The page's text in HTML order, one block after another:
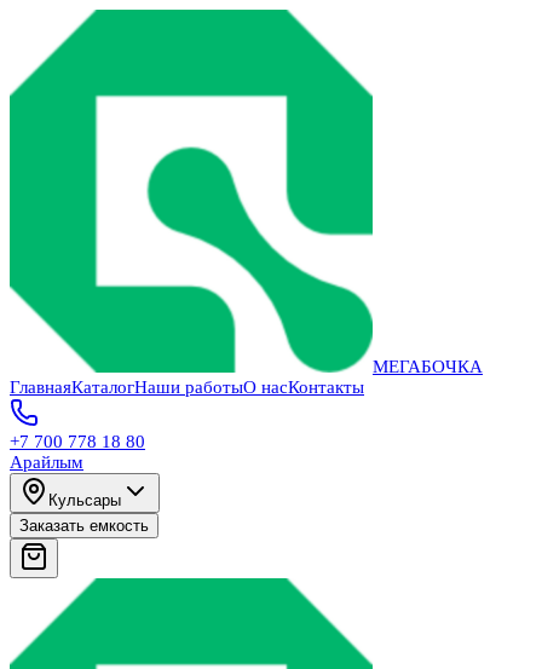
МЕГАБОЧКА
ГлавнаяКаталогНаши работыО насКонтакты
+7 700 778 18 80
Арайлым
Кульсары
Заказать емкость